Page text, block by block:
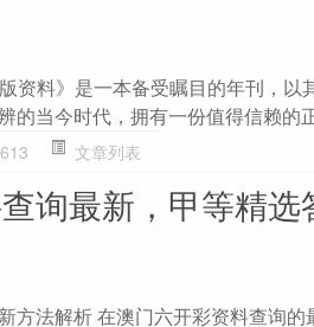
料》是一本备受瞩目的年刊，以
的当今时代，拥有一份值得信赖的
613 文章列表
询最新，甲等精
方法解析 在澳门六开彩资料查询